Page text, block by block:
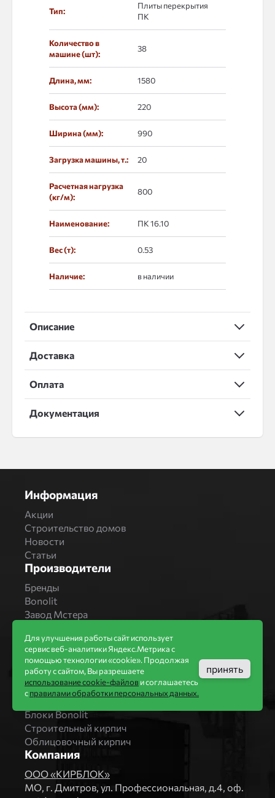
Тип:
Плиты перекрытия
ПК
Количество в
машине (шт):
38
Длина, мм: 1580
Высота (мм): 220
Ширина (мм): 990
Загрузка машины, т.: 20
Расчетная нагрузка
(кг/м):
800
Наименование: ПК 16.10
Вес (т): 0.53
Наличие: в наличии
Описание
Доставка
Оплата
Документация
Информация
Акции
Строительство домов
Новости
Статьи
Производители
Бренды
Bonolit
Завод Мстера
Магма Керамик
Комбинат СТРОМА
Вяземский кирпичный завод
Продукция
Каталог
Блоки Bonolit
Строительный кирпич
Облицовочный кирпич
Компания
ООО «КИРБЛОК»
МO, г. Дмитров, ул. Профессиональная, д.4, оф.
Для улучшения работы сайт использует
сервис веб-аналитики Яндекс.Метрика с
помощью технологии «cookie». Продолжая
работу с сайтом, Вы разрешаете
использование cookie-файлови соглашаетесь
справилами обработки персональных данных.
принять